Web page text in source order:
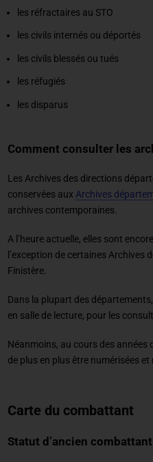
les réfractaires au STO
les civils internés ou déportés
les civils blessés ou tués
les réfugiés
les disparus
Comment consulter les
Les Archives des directions
conservées aux Archives
archives contemporaines.
A l’heure actuelle, elles sont
l’exception de certaines Archives
Finistère.
Dans la plupart des
en salle de lecture, pour les
Néanmoins, au cours des années
de plus en plus être numérisées et
Carte du combattant
Statut d’ancien combattant